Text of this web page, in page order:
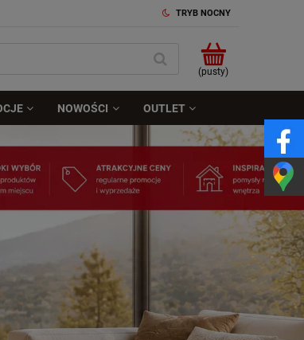
TRYB NOCNY
(pusty)
NOWOŚCI OUTLET